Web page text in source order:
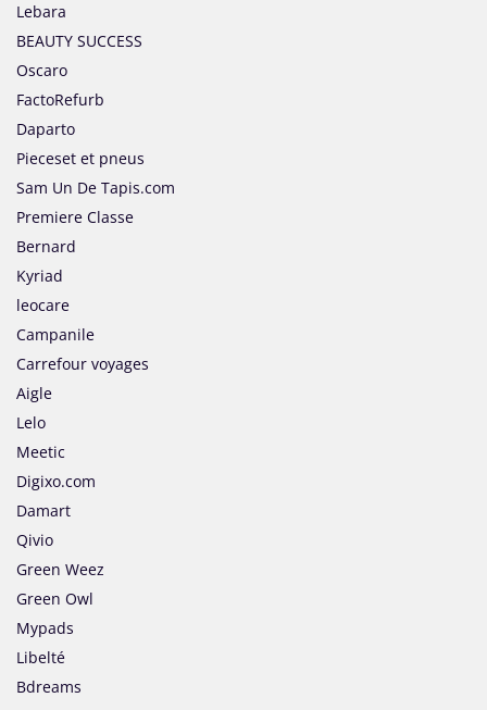
Lebara
BEAUTY SUCCESS
Oscaro
FactoRefurb
Daparto
Pieceset et pneus
Sam Un De Tapis.com
Premiere Classe
Bernard
Kyriad
leocare
Campanile
Carrefour voyages
Aigle
Lelo
Meetic
Digixo.com
Damart
Qivio
Green Weez
Green Owl
Mypads
Libelté
Bdreams